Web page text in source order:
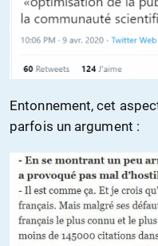
Entonnement, cet
parfois un argument :